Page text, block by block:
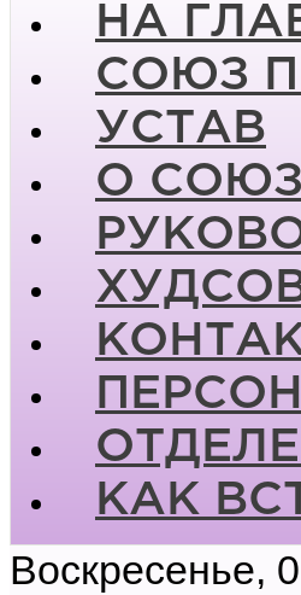
НА
СОЮЗ
УСТАВ
О
КАК
Воскресенье,